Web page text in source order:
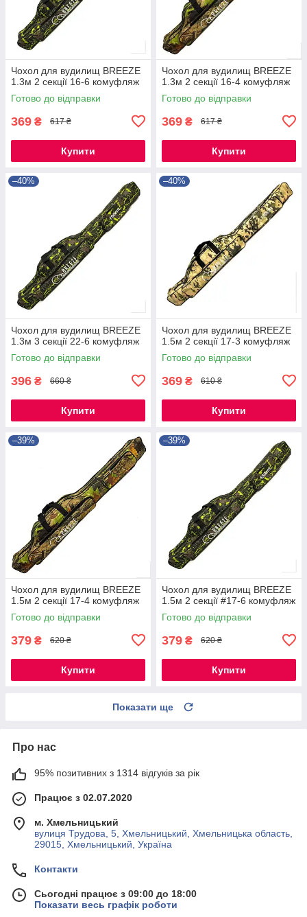
Чохол для вудилищ BREEZE
1.3м 2 секції 16-6 комуфляж
Готово до відправки
369 ₴ 617 ₴
Купити
Чохол для вудилищ BREEZE
1.3м 2 секції 16-4 комуфляж
Готово до відправки
369 ₴ 617 ₴
Купити
–40%
Чохол для вудилищ BREEZE
1.3м 3 секції 22-6 комуфляж
Готово до відправки
396 ₴ 660 ₴
Купити
–40%
Чохол для вудилищ BREEZE
1.5м 2 секції 17-3 комуфляж
Готово до відправки
369 ₴ 610 ₴
Купити
–39%
Чохол для вудилищ BREEZE
1.5м 2 секції 17-4 комуфляж
Готово до відправки
379 ₴ 620 ₴
Купити
–39%
Чохол для вудилищ BREEZE
1.5м 2 секції #17-6 комуфляж
Готово до відправки
379 ₴ 620 ₴
Купити
Показати ще
Про нас
95% позитивних з 1314 відгуків за рік
Працює з 02.07.2020
м. Хмельницький
вулиця Трудова, 5, Хмельницький, Хмельницька область,
29015, Хмельницький, Україна
Контакти
Сьогодні працює з 09:00 до 18:00
Показати весь графік роботи